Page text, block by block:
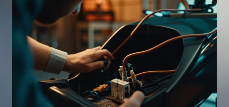
DÉPLACEMENTS
DURABLES
ET
PERFORMANTS